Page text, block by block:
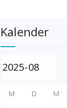
Kalender
M D M